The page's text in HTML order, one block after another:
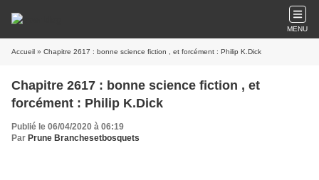
MENU
Accueil » Chapitre 2617 : bonne science fiction , et forcément : Philip K.Dick
Chapitre 2617 : bonne science fiction , et
forcément : Philip K.Dick
Publié le 06/04/2020 à 06:19
Par Prune Branchesetbosquets